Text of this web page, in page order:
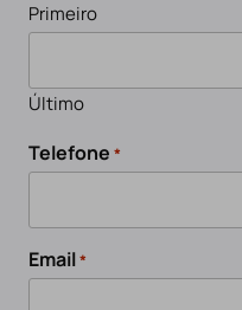
Primeiro
Último
Telefone *
Email*